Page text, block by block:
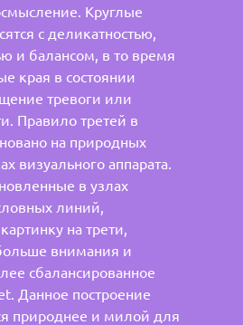
Круглые
с деликатностью,
и балансом, в то время
края в состоянии
тревоги или
Правило третей в
на природных
визуального аппарата.
в узлах
линий,
на трети,
внимания и
сбалансированное
Данное построение
природнее и милой для